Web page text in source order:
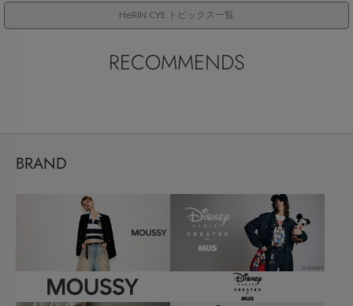
HeRIN.CYE トピックス一覧
RECOMMENDS
BRAND